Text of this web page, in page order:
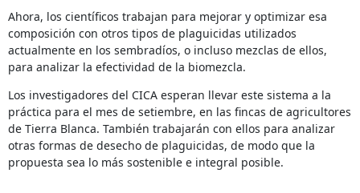
Ahora, los científicos trabajan para mejorar y optimizar esa
composición con otros tipos de plaguicidas utilizados
actualmente en los sembradíos, o incluso mezclas de ellos,
para analizar la efectividad de la biomezcla.
Los investigadores del CICA esperan llevar este sistema a la
práctica para el mes de setiembre, en las fincas de agricultores
de Tierra Blanca. También trabajarán con ellos para analizar
otras formas de desecho de plaguicidas, de modo que la
propuesta sea lo más sostenible e integral posible.